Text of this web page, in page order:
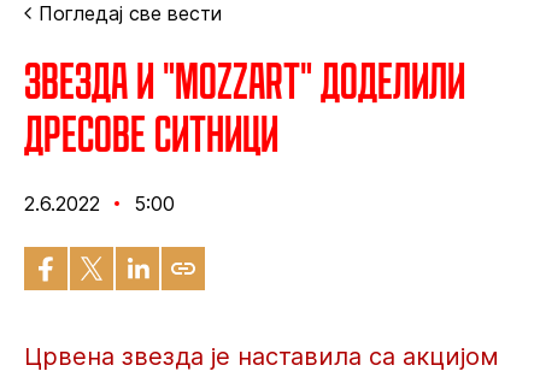
Погледај све вести
Звезда и "Mozzart" доделили
дресове Ситници
2.6.2022 5:00
Црвена звезда је наставила са акцијом